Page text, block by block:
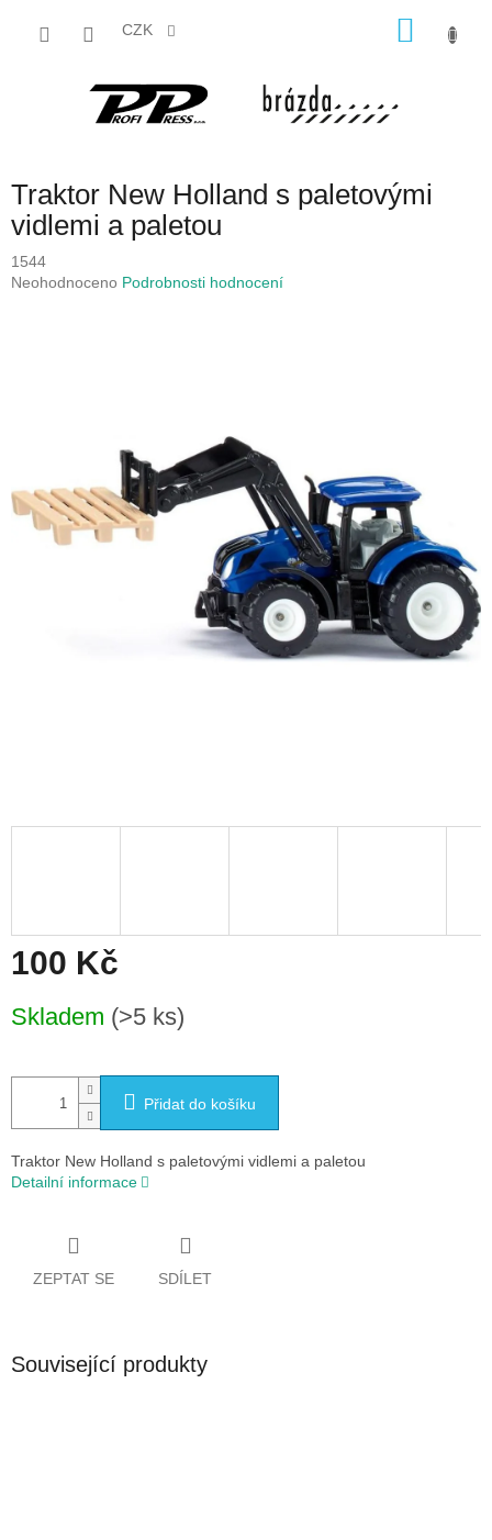
CZK
Traktor New Holland s paletovými
vidlemi a paletou
1544
Průměrné
Neohodnoceno Podrobnosti hodnocení
100 Kč
cena:
Skladem (>5 ks)
Přidat do košíku
Traktor New Holland s paletovými vidlemi a paletou
Detailní informace
ZEPTAT SE SDÍLET
Související produkty